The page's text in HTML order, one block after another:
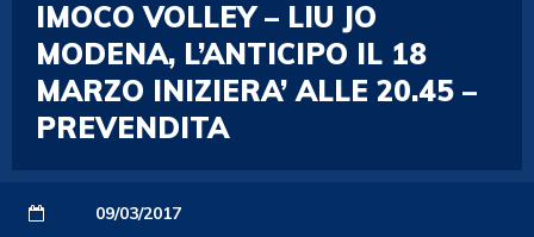
IMOCO VOLLEY – LIU JO
MODENA, L’ANTICIPO IL 18
MARZO INIZIERA’ ALLE 20.45 –
PREVENDITA
09/03/2017